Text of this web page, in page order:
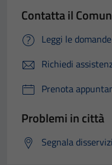
Contatta il
Leggi le
Richiedi
Prenota
Problemi in città
Segnala